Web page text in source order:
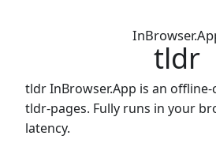
tldr
tldr InBrowser.App is an offline-
tldr-pages. Fully runs in your
latency.